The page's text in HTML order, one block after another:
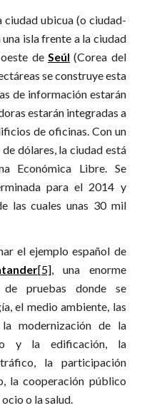
ciudad ubicua (o ciudad-
isla frente a la ciudad
de Seúl (Corea del
se construye esta
de información estarán
estarán integradas a
de oficinas. Con un
dólares, la ciudad está
Económica Libre. Se
para el 2014 y
las cuales unas 30 mil
el ejemplo español de
[5], una enorme
pruebas donde se
el medio ambiente, las
modernización de la
y la edificación, la
la participación
la cooperación público
o la salud.